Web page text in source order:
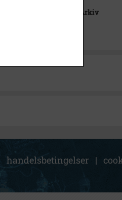
Høng Lokalhistoriske Arkiv
Arkiv
handelsbetingelser |